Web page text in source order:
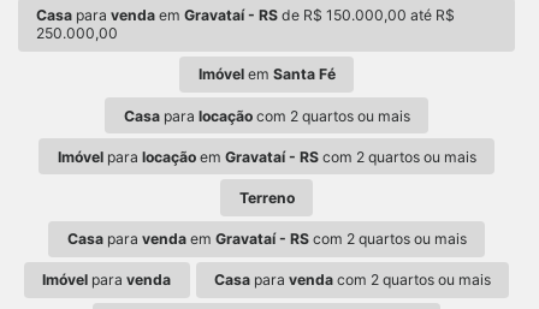
Casa paravenda emGravataí - RS de R$ 150.000,00 até R$
250.000,00
Imóvelem Santa Fé
Casapara locaçãocom 2 quartos ou mais
Imóvelpara locaçãoem Gravataí - RScom 2 quartos ou mais
Terreno
Casapara vendaem Gravataí - RScom 2 quartos ou mais
Imóvel paravenda Casapara vendacom 2 quartos ou mais